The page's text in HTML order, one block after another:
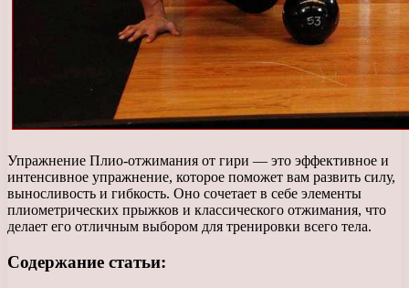
Упражнение Плио-отжимания от гири — это эффективное и
интенсивное упражнение, которое поможет вам развить силу,
выносливость и гибкость. Оно сочетает в себе элементы
плиометрических прыжков и классического отжимания, что
делает его отличным выбором для тренировки всего тела.
Содержание статьи: